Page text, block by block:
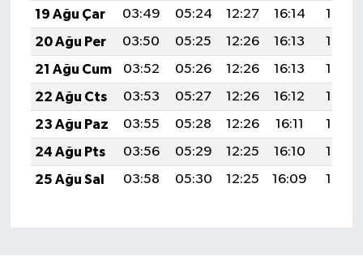
19 Ağu Çar
03:49 05:24 12:27 16:14
19:19
20 Ağu Per
03:50 05:25 12:26 16:13
19:18
21 Ağu Cum
03:52 05:26 12:26 16:13
19:16
22 Ağu Cts
03:53 05:27 12:26 16:12
19:15
23 Ağu Paz
03:55 05:28 12:26 16:11
19:13
24 Ağu Pts
03:56 05:29 12:25 16:10
19:12
25 Ağu Sal
03:58 05:30 12:25 16:09 19:10